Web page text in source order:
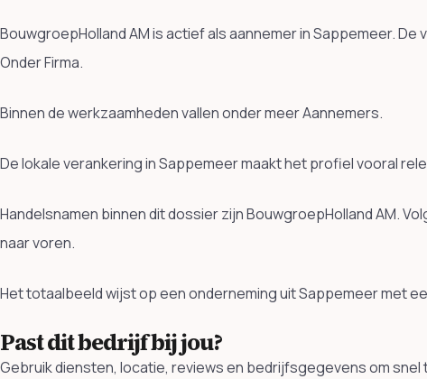
BouwgroepHolland AM is actief als aannemer in Sappemeer.
Onder Firma.
Binnen de werkzaamheden vallen onder meer Aannemers.
De lokale verankering in Sappemeer maakt het profiel vooral
Handelsnamen binnen dit dossier zijn BouwgroepHolland AM.
naar voren.
Het totaalbeeld wijst op een onderneming uit Sappemeer met
Past dit bedrijf bij jou?
Gebruik diensten, locatie, reviews en bedrijfsgegevens om